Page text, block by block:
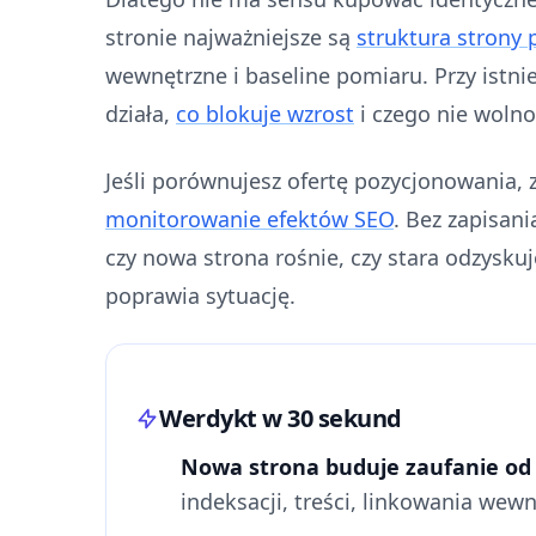
stronie najważniejsze są struktura strony
wewnętrzne i baseline pomiaru. Przy
działa, co blokuje wzrost i czego nie
Jeśli porównujesz ofertę
monitorowanie efektów SEO. Bez
czy nowa strona rośnie, czy stara
poprawia sytuację.
Werdykt w 30 sekund
Nowa strona buduje zaufanie od
indeksacji, treści, linkowania